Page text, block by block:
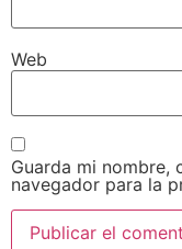
Web
Guarda mi nombre,
navegador para la